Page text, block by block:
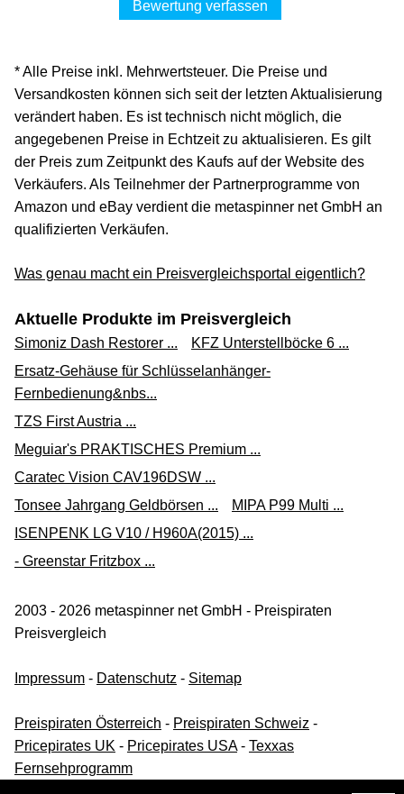
Bewertung verfassen
* Alle Preise inkl. Mehrwertsteuer. Die Preise und
Versandkosten können sich seit der letzten Aktualisierung
verändert haben. Es ist technisch nicht möglich, die
angegebenen Preise in Echtzeit zu aktualisieren. Es gilt
der Preis zum Zeitpunkt des Kaufs auf der Website des
Verkäufers. Als Teilnehmer der Partnerprogramme von
Amazon und eBay verdient die metaspinner net GmbH an
qualifizierten Verkäufen.
Was genau macht ein Preisvergleichsportal eigentlich?
Aktuelle Produkte im Preisvergleich
Simoniz Dash Restorer ...
KFZ Unterstellböcke 6 ...
Ersatz-Gehäuse für Schlüsselanhänger-
Fernbedienung&nbs...
TZS First Austria ...
Meguiar's PRAKTISCHES Premium ...
Caratec Vision CAV196DSW ...
Tonsee Jahrgang Geldbörsen ...
MIPA P99 Multi ...
ISENPENK LG V10 / H960A(2015) ...
- Greenstar Fritzbox ...
2003 - 2026 metaspinner net GmbH - Preispiraten
Preisvergleich
Impressum - Datenschutz - Sitemap
Preispiraten Österreich - Preispiraten Schweiz -
Pricepirates UK - Pricepirates USA- Texxas
Fernsehprogramm